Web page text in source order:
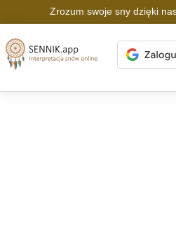
Zrozum swoje sny dzięki